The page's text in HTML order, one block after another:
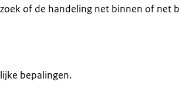
of de handeling net binnen of net
bepalingen.